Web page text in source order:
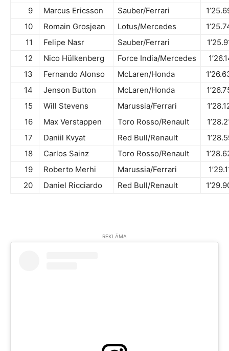
9
Marcus Ericsson Sauber/Ferrari
10
Romain Grosjean Lotus/Mercedes
11
Felipe Nasr Sauber/Ferrari
12
Nico Hülkenberg Force India/Mercedes
13
Fernando Alonso McLaren/Honda
14
Jenson Button McLaren/Honda
15
Will Stevens Marussia/Ferrari
16
Max Verstappen Toro Rosso/Renault
17
Daniil Kvyat Red Bull/Renault
18
Carlos Sainz Toro Rosso/Renault
19
Roberto Merhi Marussia/Ferrari
20
Daniel Ricciardo Red Bull/Renault
REKLĀMA